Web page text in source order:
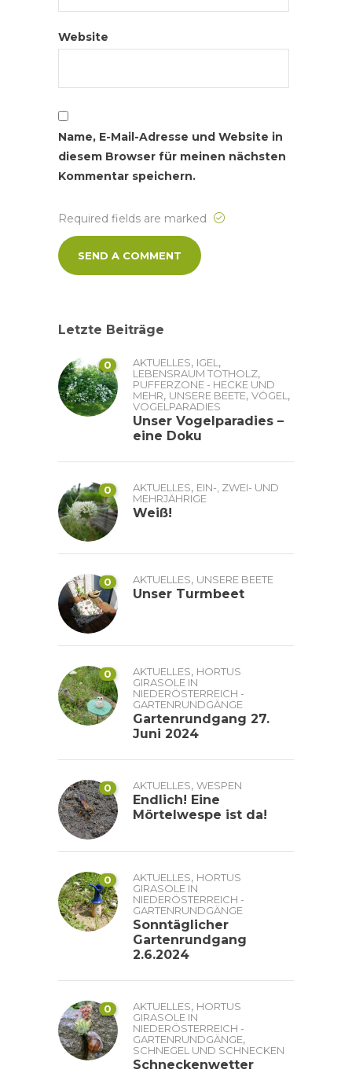
Website
Name, E-Mail-Adresse und Website in
diesem Browser für meinen nächsten
Kommentar speichern.
Required fields are marked
Letzte Beiträge
0 AKTUELLES, IGEL ,
LEBENSRAUM TOTHOLZ,
PUFFERZONE - HECKE UND
MEHR, UNSERE BEETE, VÖGEL ,
VOGELPARADIES
Unser Vogelparadies –
eine Doku
0 AKTUELLES, EIN-, ZWEI- UND
MEHRJÄHRIGE
Weiß!
0 AKTUELLES, UNSERE BEETE
Unser Turmbeet
0 AKTUELLES, HORTUS
GIRASOLE IN
NIEDERÖSTERREICH -
GARTENRUNDGÄNGE
Gartenrundgang 27.
Juni 2024
0 AKTUELLES, WESPEN
Endlich! Eine
Mörtelwespe ist da!
0 AKTUELLES, HORTUS
GIRASOLE IN
NIEDERÖSTERREICH -
GARTENRUNDGÄNGE
Sonntäglicher
Gartenrundgang
2.6.2024
0 AKTUELLES, HORTUS
GIRASOLE IN
NIEDERÖSTERREICH -
GARTENRUNDGÄNGE,
SCHNEGEL UND SCHNECKEN
Schneckenwetter